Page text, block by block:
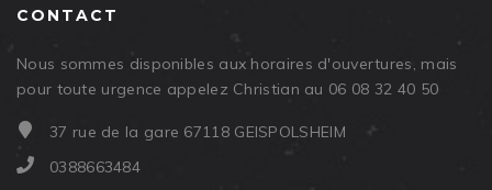
CONTACT
Nous sommes disponibles aux horaires d'ouvertures, mais
pour toute urgence appelez Christian au 06 08 32 40 50
37 rue de la gare 67118 GEISPOLSHEIM
0388663484